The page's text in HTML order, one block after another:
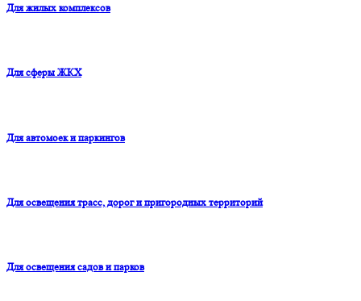
Для жилых комплексов
Для сферы ЖКХ
Для автомоек и паркингов
Для освещения трасс, дорог и пригородных территорий
Для освещения садов и парков